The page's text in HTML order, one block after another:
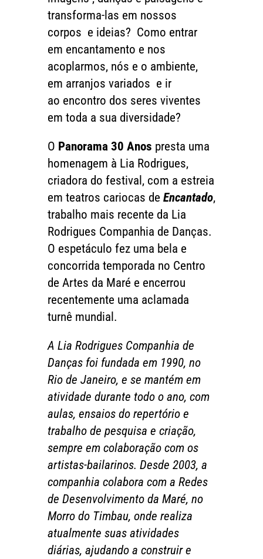
transforma-las em nossos
corpos e ideias? Como entrar
em encantamento e nos
acoplarmos, nós e o ambiente,
em arranjos variados e ir
ao encontro dos seres viventes
em toda a sua diversidade?
O Panorama 30 Anos presta uma
homenagem à Lia Rodrigues,
criadora do festival, com a estreia
em teatros cariocas de Encantado,
trabalho mais recente da Lia
Rodrigues Companhia de Danças.
O espetáculo fez uma bela e
concorrida temporada no Centro
de Artes da Maré e encerrou
recentemente uma aclamada
turnê mundial.
A Lia Rodrigues Companhia de
Danças foi fundada em 1990, no
Rio de Janeiro, e se mantém em
atividade durante todo o ano, com
aulas, ensaios do repertório e
trabalho de pesquisa e criação,
sempre em colaboração com os
artistas-bailarinos. Desde 2003, a
companhia colabora com a Redes
de Desenvolvimento da Maré, no
Morro do Timbau, onde realiza
atualmente suas atividades
diárias, ajudando a construir e